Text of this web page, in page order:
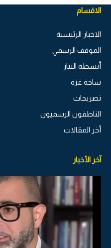
الاقسام
الاخبار الرئيسية
الموقف الرسمي
أنشطة التيار
ساحة غزة
تصريحات
الناطقون الرسميون
أخر المقالات
آخر الأخبار